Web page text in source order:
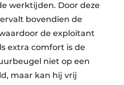
werktijden. Door deze
bovendien de
de exploitant
extra comfort is de
niet op een
maar kan hij vrij